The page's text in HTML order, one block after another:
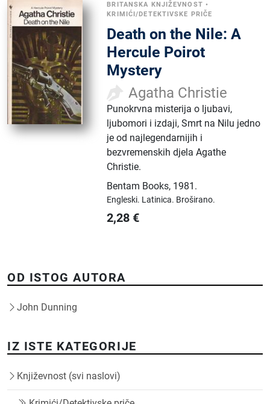
BRITANSKA KNJIŽEVNOST •
KRIMIĆI/DETEKTIVSKE PRIČE
Death on the Nile: A
Hercule Poirot
Mystery
Agatha Christie
Punokrvna misterija o ljubavi,
ljubomori i izdaji, Smrt na Nilu jedno
je od najlegendarnijih i
bezvremenskih djela Agathe
Christie.
Bentam Books, 1981.
Engleski. Latinica. Broširano.
2,28 €
OD ISTOG AUTORA
John Dunning
IZ ISTE KATEGORIJE
Književnost (svi naslovi)